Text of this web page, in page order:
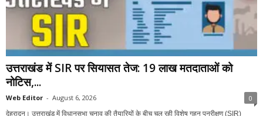
उत्तराखंड में SIR पर सियासत तेज: 19 लाख मतदाताओं को
नोटिस,...
Web Editor - August 6, 2026 0
देहरादून। उत्तराखंड में विधानसभा चुनाव की तैयारियों के बीच चल रही विशेष गहन पुनरीक्षण (SIR)